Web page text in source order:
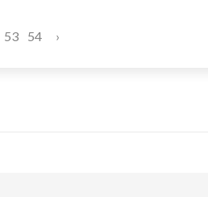
53 54 ›